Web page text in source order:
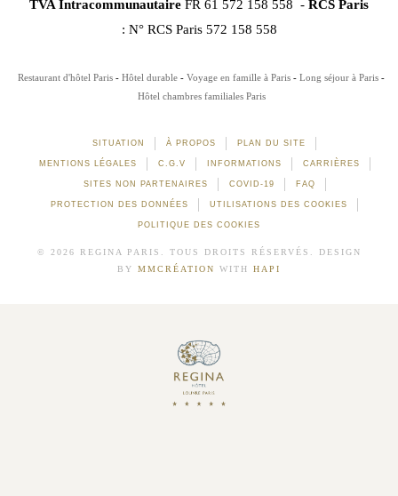
TVA Intracommunautaire FR 61 572 158 558 - RCS Paris
: N° RCS Paris 572 158 558
Restaurant d'hôtel Paris Hôtel durable Voyage en famille à Paris
Long séjour à Paris
Hôtel chambres familiales Paris
SITUATION À PROPOS PLAN DU SITE
MENTIONS LÉGALES C.G.V INFORMATIONS CARRIÈRES
SITES NON PARTENAIRES COVID-19 FAQ
PROTECTION DES DONNÉES UTILISATIONS DES COOKIES
POLITIQUE DES COOKIES
© 2026 REGINA PARIS. TOUS DROITS RÉSERVÉS. DESIGN
BY MMCRÉATION WITH HAPI